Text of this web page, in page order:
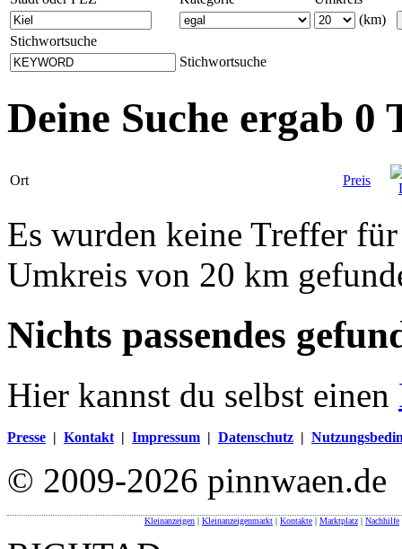
(km)
Stichwortsuche
Stichwortsuche
Deine Suche ergab 0
Ort Preis
Es wurden keine Treffer
Umkreis von 20 km
Nichts passendes
Hier kannst du selbst einen
Presse | Kontakt | Impressum | Datenschutz |
© 2009-2026 pinnwaen.de
Kleinanzeigen | Kleinanzeigenmarkt | Kontakte | Marktplatz | Nachhilfe